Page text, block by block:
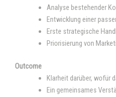
Analyse bestehender
Entwicklung einer
Erste strategische
Priorisierung von
Outcome
Klarheit darüber, wofür
Ein gemeinsames